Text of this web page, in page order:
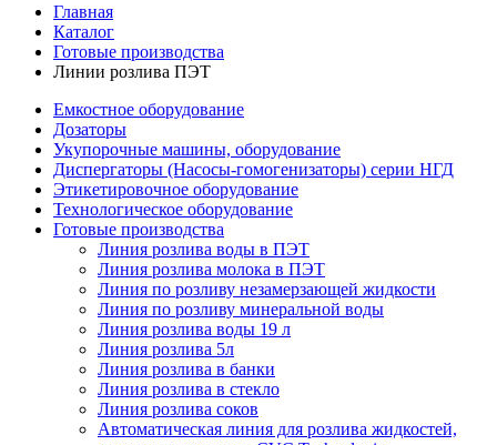
Главная
Каталог
Готовые производства
Линии розлива ПЭТ
Емкостное оборудование
Дозаторы
Укупорочные машины, оборудование
Диспергаторы (Насосы-гомогенизаторы) серии НГД
Этикетировочное оборудование
Технологическое оборудование
Готовые производства
Линия розлива воды в ПЭТ
Линия розлива молока в ПЭТ
Линия по розливу незамерзающей жидкости
Линия по розливу минеральной воды
Линия розлива воды 19 л
Линия розлива 5л
Линия розлива в банки
Линия розлива в стекло
Линия розлива соков
Автоматическая линия для розлива жидкостей,